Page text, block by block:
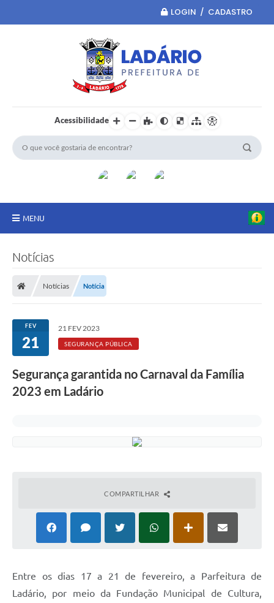
LOGIN / CADASTRO
Acessibilidade
MENU
LICITAÇÕES E CONTRATOS
Secretarias
Leis e Decretos
Nossa Cidade
Galeria de Fotos
Notícias
Notícias Notícia
FEV
21
21 FEV 2023
SEGURANÇA PÚBLICA
Segurança garantida no Carnaval da Família
2023 em Ladário
COMPARTILHAR
Entre os dias 17 a 21 de fevereiro, a Parfeitura de
Ladário, por meio da Fundação Municipal de Cultura,